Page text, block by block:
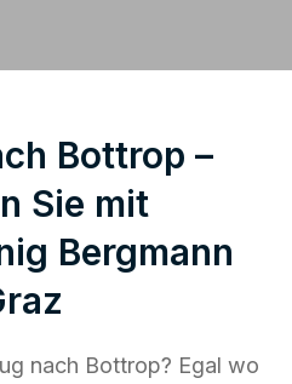
Bottrop –
Sie mit
Bergmann
nach Bottrop? Egal wo